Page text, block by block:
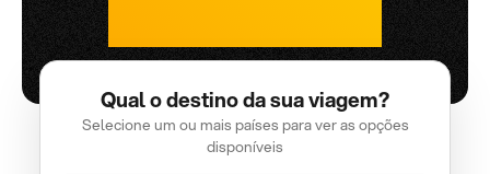
Qual o destino da sua viagem?
Selecione um ou mais países para ver as opções
disponíveis